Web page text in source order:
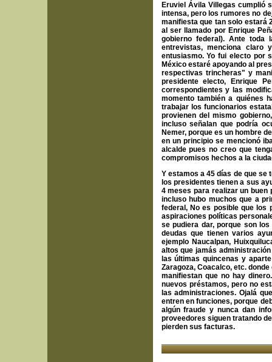
Eruviel Ávila Villegas cumplió
intensa, pero los rumores no
manifiesta que tan solo estará
al ser llamado por Enrique
gobierno federal). Ante toda
entrevistas, menciona claro
entusiasmo. Yo fui electo por
México estaré apoyando al
respectivas trincheras" y
presidente electo, Enrique
correspondientes y las
momento también a quiénes
trabajar los funcionarios
provienen del mismo
incluso señalan que podría
Nemer, porque es un hombre
en un principio se mencionó
alcalde pues no creo que
compromisos hechos a la
Y estamos a 45 días de que
los presidentes tienen a sus
4 meses para realizar un
incluso hubo muchos que a
federal, No es posible que los
aspiraciones políticas
se pudiera dar, porque son
deudas que tienen varios
ejemplo Naucalpan,
altos que jamás
las últimas quincenas y
Zaragoza, Coacalco, etc.
manifiestan que no hay
nuevos préstamos, pero no
las administraciones. Ojalá
entren en funciones, porque
algún fraude y nunca dan
proveedores siguen tratando
pierden sus facturas.